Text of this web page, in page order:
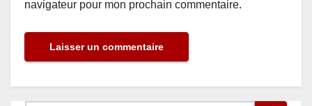
navigateur pour mon prochain commentaire.